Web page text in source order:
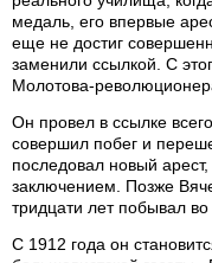
медаль, его впервые
еще не достиг
заменили ссылкой. С
Молотова-
Он провел в ссылке
совершил побег и
последовал новый
заключением. Позже
тридцати лет побывал
С 1912 года он